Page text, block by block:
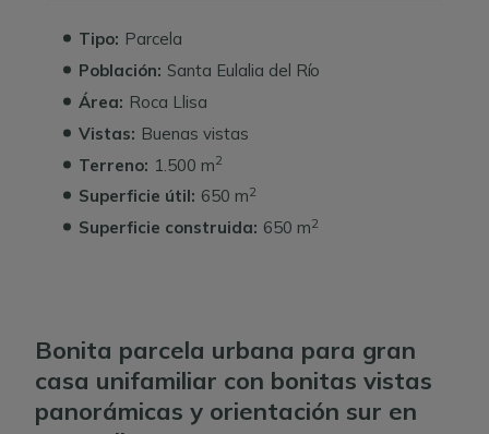
Tipo: Parcela
Población: Santa Eulalia del Río
Área: Roca Llisa
Vistas: Buenas vistas
Terreno: 1.500 m2
Superficie útil: 650 m2
Superficie construida: 650 m2
Bonita parcela urbana para gran
casa unifamiliar con bonitas vistas
panorámicas y orientación sur en